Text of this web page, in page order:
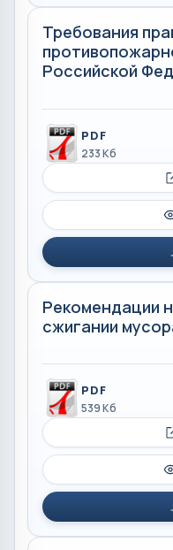
Требования
Российской
PDF
233 Кб
Рекомендации
сжигании
PDF
539 Кб